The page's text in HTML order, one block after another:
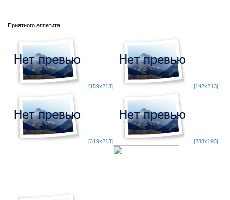
Приятного аппетита
[159x213] [142x213]
[319x213] [288x193]